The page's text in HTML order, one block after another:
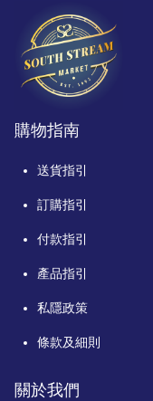
購物指南
送貨指引
訂購指引
付款指引
產品指引
私隱政策
條款及細則
關於我們